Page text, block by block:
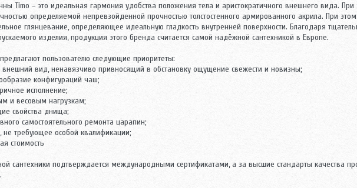
Timo – это идеальная гармония удобства положения тела и аристократичного внешнего вида. При
определяемой непревзойденной прочностью толстостенного армированного акрила. При
глянцевание, определяющее идеальную гладкость внутренней поверхности. Благодаря
изделия, продукция этого бренда считается самой надёжной сантехникой в Европе.
пользователю следующие приоритеты:
внешний вид, ненавязчиво привносящий в обстановку ощущение свежести и новизны;
конфигураций чаш;
исполнение;
и весовым нагрузкам;
свойства днища;
самостоятельного ремонта царапин;
не требующее особой квалификации;
стоимость
сантехники подтверждается международными сертификатами, а за высшие стандарты качества